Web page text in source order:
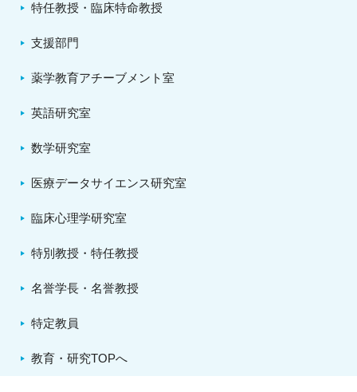
特任教授・臨床特命教授
支援部門
薬学教育アチーブメント室
英語研究室
数学研究室
医療データサイエンス研究室
臨床心理学研究室
特別教授・特任教授
名誉学長・名誉教授
特定教員
教育・研究TOPへ